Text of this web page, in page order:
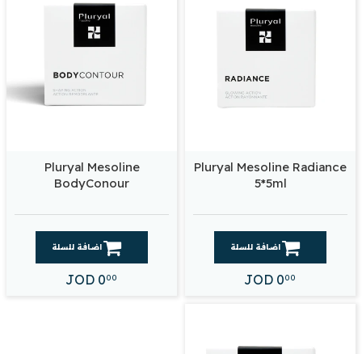
Pluryal Mesoline Radiance
5*5ml
اضافة للسلة
JOD 000
Pluryal Mesoline
BodyConour
اضافة للسلة
JOD 000